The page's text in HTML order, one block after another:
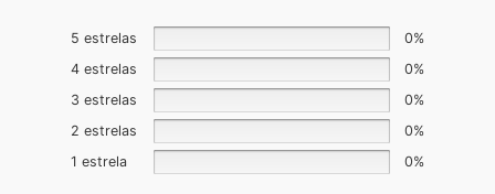
5 estrelas
0%
4 estrelas
0%
3 estrelas
0%
2 estrelas
0%
1 estrela
0%